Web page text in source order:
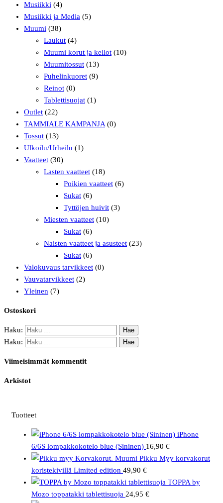
Musiikki (4)
Musiikki ja Media (5)
Muumi (38)
Laukut (4)
Muumi korut ja kellot (10)
Muumitossut (13)
Puhelinkuoret (9)
Reinot (0)
Tablettisuojat (1)
Outlet (22)
TAMMIALE KAMPANJA (0)
Tossut (13)
Ulkoilu/Urheilu (1)
Vaatteet (30)
Lasten vaatteet (18)
Poikien vaatteet (6)
Sukat (6)
Tyttöjen huivit (3)
Miesten vaatteet (10)
Sukat (6)
Naisten vaatteet ja asusteet (23)
Sukat (6)
Valokuvaus tarvikkeet (0)
Vauvatarvikkeet (2)
Yleinen (7)
Ostoskori
Haku:
Haku:
Viimeisimmät kommentit
Arkistot
Tuotteet
iPhone
6/6S lompakkokotelo blue (Sininen) 16,90 €
Muumi Pikku Myy korvakorut
koristekivillä Limited edition 49,90 €
TOPPA by
Mozo toppatakki tablettisuoja 24,95 €